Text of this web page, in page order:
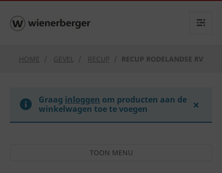
text.skipToContent
text.skipToNavigation
HOME GEVEL RECUP RECUP RODELANDSE RV
Graag inloggen om producten aan de
winkelwagen toe te voegen
×